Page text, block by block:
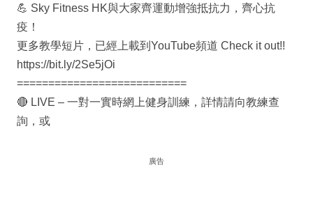
💪 Sky Fitness HK與大家齊運動增強抵抗力，齊心抗
疫！
更多教學短片，已經上載到YouTube頻道 Check it out!!
https://bit.ly/2Se5jOi
===========================
🔴 LIVE – 一對一實時網上健身訓練，詳情請向教練查
詢，或
廣告